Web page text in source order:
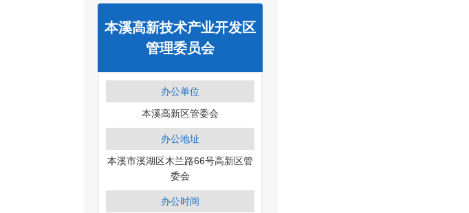
本溪高新技术产业开发区
管理委员会
办公单位
本溪高新区管委会
办公地址
本溪市溪湖区木兰路66号高新区管
委会
办公时间